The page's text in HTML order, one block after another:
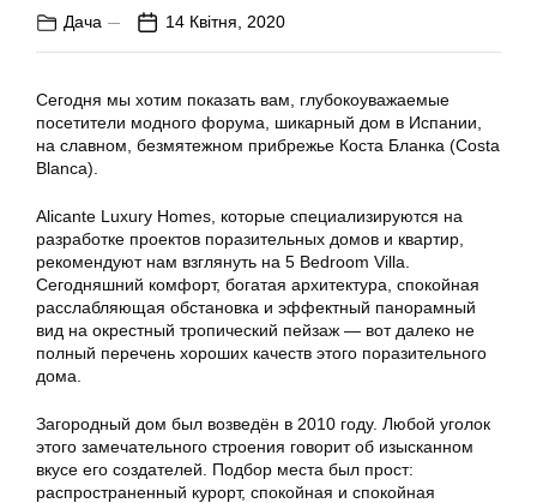
Дача 14 Квітня, 2020
Сегодня мы хотим показать вам, глубокоуважаемые
посетители модного форума, шикарный дом в Испании,
на славном, безмятежном прибрежье Коста Бланка (Costa
Blanca).
Alicante Luxury Homes, которые специализируются на
разработке проектов поразительных домов и квартир,
рекомендуют нам взглянуть на 5 Bedroom Villa.
Сегодняшний комфорт, богатая архитектура, спокойная
расслабляющая обстановка и эффектный панорамный
вид на окрестный тропический пейзаж — вот далеко не
полный перечень хороших качеств этого поразительного
дома.
Загородный дом был возведён в 2010 году. Любой уголок
этого замечательного строения говорит об изысканном
вкусе его создателей. Подбор места был прост:
распространенный курорт, спокойная и спокойная